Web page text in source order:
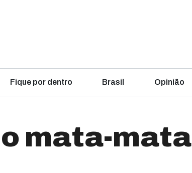
Fique por dentro Brasil Opinião
mata-mata